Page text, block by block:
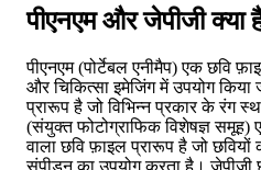
पीएनएम और जेपीजी क्या
पीएनएम (पोर्टेबल एनीमैप) एक छवि
और चिकित्सा इमेजिंग में उपयोग
प्रारूप है जो विभिन्न प्रकार के रंग
(संयुक्त फोटोग्राफिक विशेषज्ञ समूह)
वाला छवि फ़ाइल प्रारूप है जो छवियों
संपीड़न का उपयोग करता है। जेपीजी